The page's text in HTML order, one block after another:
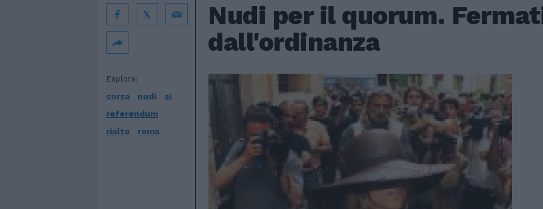
Nudi per il quorum.
dall'ordinanza
Esplora:
corsa nudi
si
referendum
rialto
roma